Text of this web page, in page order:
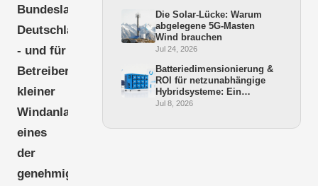
Bundesland
Deutschlands
- und für
Betreiber
kleiner
Windanlagen
eines
der
genehmigungsfreundlichsten.
Die Solar-Lücke: Warum
abgelegene 5G-Masten
Wind brauchen
Jul 24, 2026
Batteriedimensionierung &
ROI für netzunabhängige
Hybridsysteme: Ein
Praxisleitfaden
Jul 8, 2026